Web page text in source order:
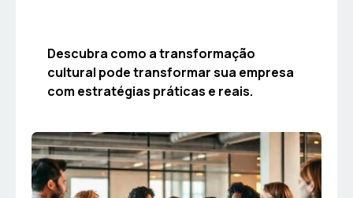
Descubra como a transformação
cultural pode transformar sua empresa
com estratégias práticas e reais.